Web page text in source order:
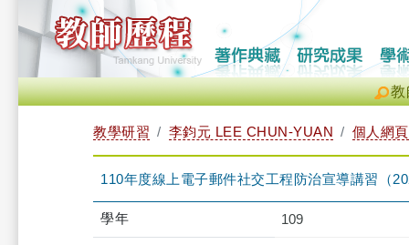
教
教學研習 李鈞元 LEE CHUN-YUAN 個人網頁
110年度線上電子郵件社交工程防治宣導講習（
學年 109